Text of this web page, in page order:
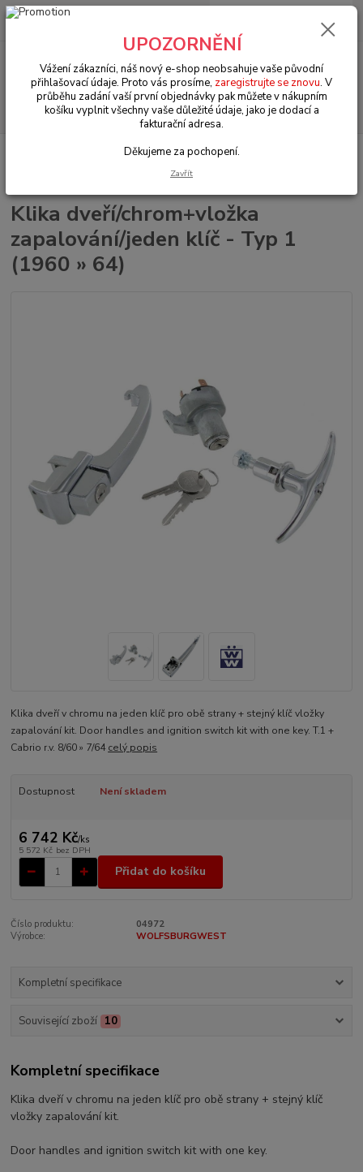
Menu
Hledat
+420 602 330 329
0 Kč
VW Brouk Typ 1 (1938 » 03) Exteriér (Exterior)
Klika dveří/chrom+vložka
zapalování/jeden klíč - Typ 1
(1960 » 64)
Klika dveří v chromu na jeden klíč pro obě strany + stejný klíč vložky
zapalování kit. Door handles and ignition switch kit with one key. T.1 +
Cabrio r.v. 8/60 » 7/64 celý popis
Dostupnost Není skladem
6 742 Kč/ks
5 572 Kč bez DPH
Přidat do košíku
Číslo produktu:
04972
Výrobce:
WOLFSBURGWEST
Kompletní specifikace
Související zboží 10
Kompletní specifikace
Klika dveří v chromu na jeden klíč pro obě strany + stejný klíč
vložky zapalování kit.
Door handles and ignition switch kit with one key.
UPOZORNĚNÍ
Vážení zákazníci, náš nový e-shop neobsahuje vaše původní
přihlašovací údaje. Proto vás prosíme, zaregistrujte se znovu. V
průběhu zadání vaší první objednávky pak můžete v nákupním
košíku vyplnit všechny vaše důležité údaje, jako je dodací a
fakturační adresa.
Děkujeme za pochopení.
Zavřít